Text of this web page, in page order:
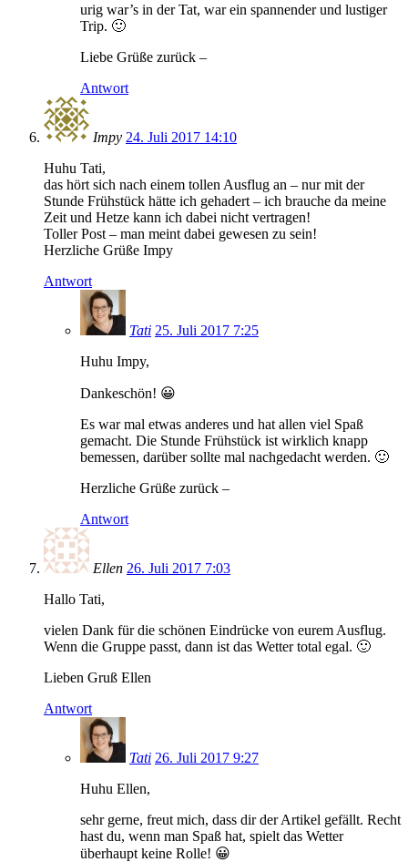
urig war’s in der Tat, war ein spannender und lustiger
Trip. 🙂
Liebe Grüße zurück –
Antwort
Impy 24. Juli 2017 14:10
Huhu Tati,
das hört sich nach einem tollen Ausflug an – nur mit der
Stunde Frühstück hätte ich gehadert – ich brauche da meine
Zeit und Hetze kann ich dabei nicht vertragen!
Toller Post – man meint dabei gewesen zu sein!
Herzliche Grüße Impy
Antwort
Tati 25. Juli 2017 7:25
Huhu Impy,
Dankeschön! 😀
Es war mal etwas anderes und hat allen viel Spaß
gemacht. Die Stunde Frühstück ist wirklich knapp
bemessen, darüber sollte mal nachgedacht werden. 🙂
Herzliche Grüße zurück –
Antwort
Ellen 26. Juli 2017 7:03
Hallo Tati,
vielen Dank für die schönen Eindrücke von eurem Ausflug.
Wenn die Gruppe passt, dann ist das Wetter total egal. 🙂
Lieben Gruß Ellen
Antwort
Tati 26. Juli 2017 9:27
Huhu Ellen,
sehr gerne, freut mich, dass dir der Artikel gefällt. Recht
hast du, wenn man Spaß hat, spielt das Wetter
überhaupt keine Rolle! 😀